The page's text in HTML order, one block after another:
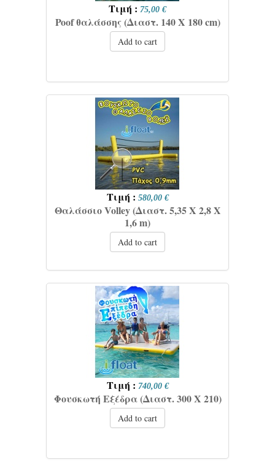
Τιμή : 75,00 €
Poof θαλάσσης (Διαστ. 140 X 180 cm)
Add to cart
Τιμή : 580,00 €
Θαλάσσιο Volley (Διαστ. 5,35 Χ 2,8 Χ
1,6 m)
Add to cart
Τιμή : 740,00 €
Φουσκωτή Εξέδρα (Διαστ. 300 Χ 210)
Add to cart